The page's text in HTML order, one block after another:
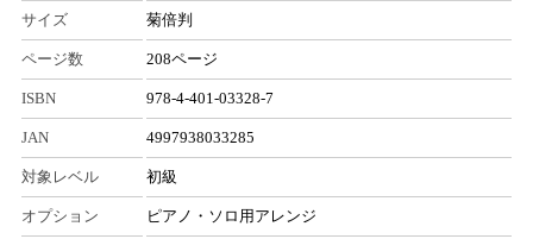
サイズ 菊倍判
ページ数 208ページ
ISBN 978-4-401-03328-7
JAN 4997938033285
対象レベル 初級
オプション ピアノ・ソロ用アレンジ